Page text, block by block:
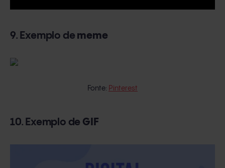
9. Exemplo de meme
Fonte: Pinterest
10. Exemplo de GIF